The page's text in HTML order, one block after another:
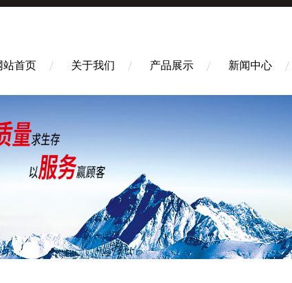
站首页 关于我们 产品展示 新闻中心